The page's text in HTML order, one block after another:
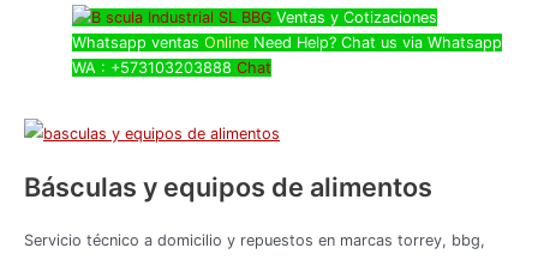
Básculas y equipos de alimentos
Servicio técnico a domicilio y repuestos en marcas torrey, bbg,
Ventas y Cotizaciones
Whatsapp ventas Online Need Help? Chat us via Whatsapp
WA : +573103203888 Chat